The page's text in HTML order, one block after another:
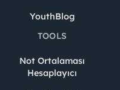
YouthBlog
TOOLS
Not Ortalaması
Hesaplayıcı